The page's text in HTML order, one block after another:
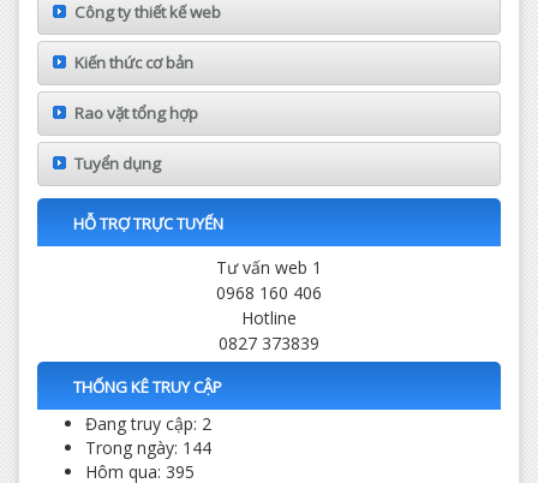
Công ty thiết kế web
Kiến thức cơ bản
Rao vặt tổng hợp
Tuyển dụng
HỖ TRỢ TRỰC TUYẾN
Tư vấn web 1
0968 160 406
Hotline
0827 373839
THỐNG KÊ TRUY CẬP
Đang truy cập: 2
Trong ngày: 144
Hôm qua: 395